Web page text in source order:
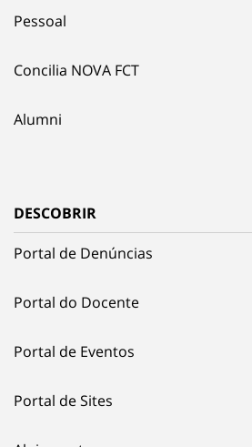
Pessoal
Concilia NOVA FCT
Alumni
DESCOBRIR
Portal de Denúncias
Portal do Docente
Portal de Eventos
Portal de Sites